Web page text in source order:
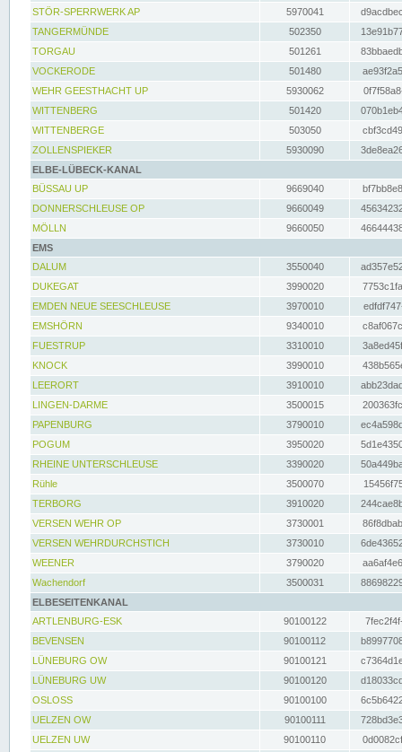
STÖR-SPERRWERK AP 5970041
TANGERMÜNDE
502350
TORGAU
501261
VOCKERODE
501480
WEHR GEESTHACHT UP
5930062
WITTENBERG
501420
WITTENBERGE
503050
ZOLLENSPIEKER
5930090
ELBE-LÜBECK-KANAL
BÜSSAU UP
9669040
DONNERSCHLEUSE OP
9660049
MÖLLN
9660050
EMS
DALUM
3550040
DUKEGAT
3990020
EMDEN NEUE SEESCHLEUSE
3970010
EMSHÖRN
9340010
FUESTRUP
3310010
KNOCK
3990010
LEERORT
3910010
LINGEN-DARME
3500015
PAPENBURG
3790010
POGUM
3950020
RHEINE UNTERSCHLEUSE
3390020
Rühle
3500070
TERBORG
3910020
VERSEN WEHR OP
3730001
VERSEN WEHRDURCHSTICH
3730010
WEENER
3790020
Wachendorf
3500031
ELBESEITENKANAL
ARTLENBURG-ESK
90100122
BEVENSEN
90100112
LÜNEBURG OW
90100121
LÜNEBURG UW
90100120
OSLOSS
90100100
UELZEN OW
90100111
UELZEN UW
90100110